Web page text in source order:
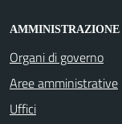
AMMINISTRAZIONE
Organi di governo
Aree amministrative
Uffici